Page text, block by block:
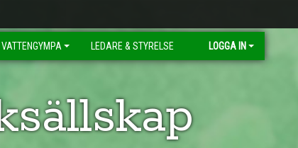
VATTENGYMPA LEDARE & STYRELSE LOGGA IN